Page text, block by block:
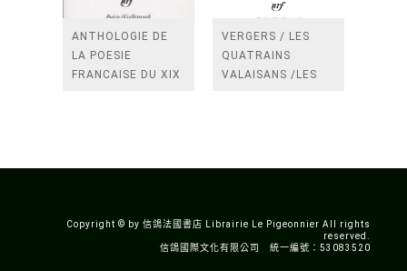
ANTHOLOGIE DE
LA POESIE
FRANCAISE DU XIX
VERGERS / LES
QUATRAINS
VALAISANS /LES
Copyright © by 信鴿法國書店 Librairie Le Pigeonnier All rights
reserved.
信鴿國際文化有限公司 統一編號：53083520